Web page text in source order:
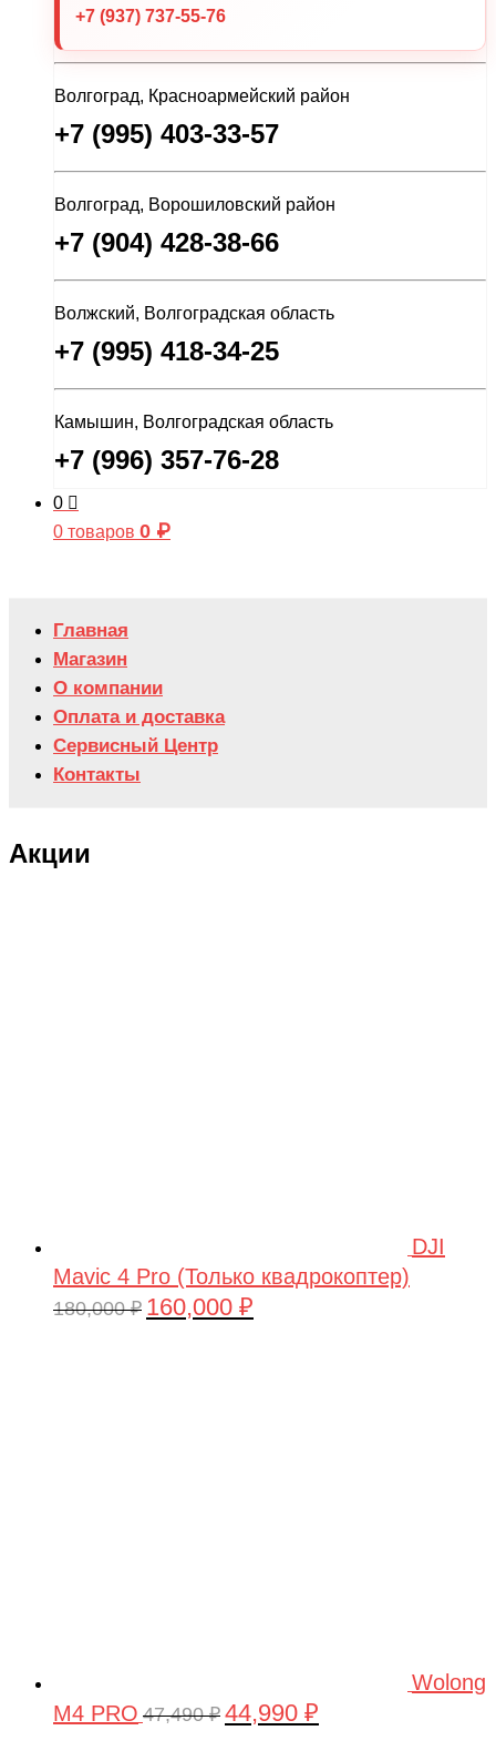
+7 (937) 737-55-76
Волгоград, Красноармейский район
+7 (995) 403-33-57
Волгоград, Ворошиловский район
+7 (904) 428-38-66
Волжский, Волгоградская область
+7 (995) 418-34-25
Камышин, Волгоградская область
+7 (996) 357-76-28
0
0 товаров 0 ₽
Главная
Магазин
О компании
Оплата и доставка
Сервисный Центр
Контакты
Акции
DJI
Mavic 4 Pro (Только квадрокоптер)
180,000₽ Первоначальная
160,000 ₽
Wolong
M4 PRO 47,490₽ Первоначальная
44,990 ₽